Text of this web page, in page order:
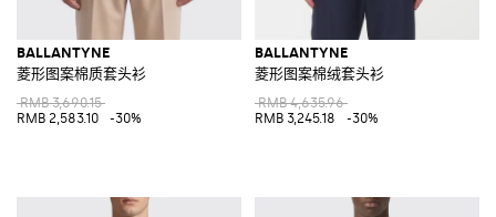
BALLANTYNE
菱形图案棉质套头衫
RMB 3,690.15
RMB 2,583.10
-30%
BALLANTYNE
菱形图案棉绒套头衫
RMB 4,635.96
RMB 3,245.18
-30%